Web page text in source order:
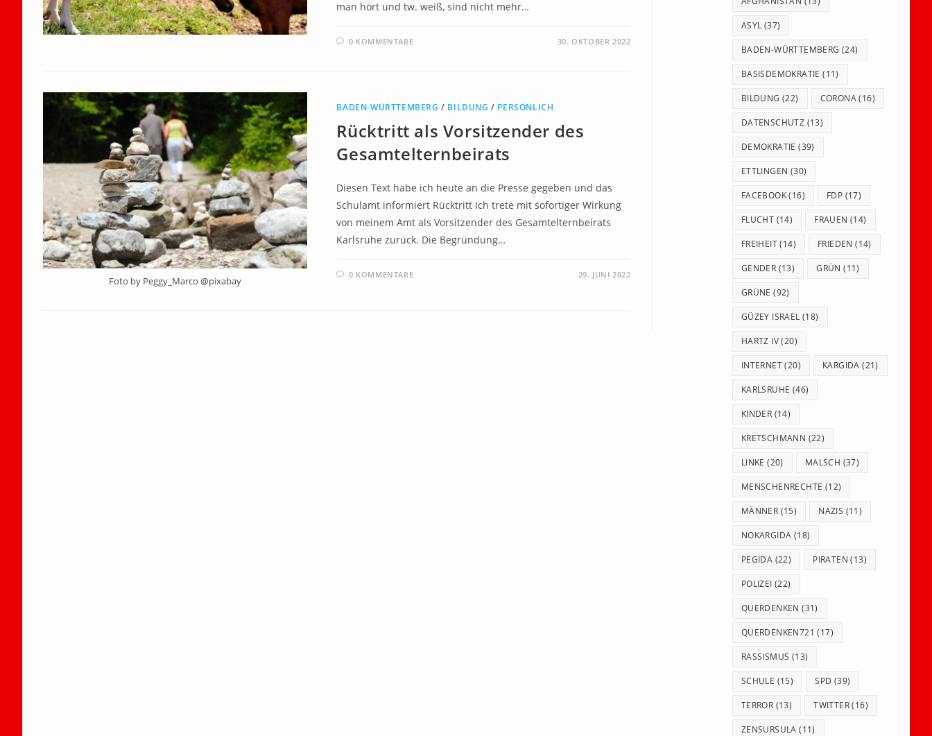
man hört und tw. weiß, sind nicht mehr…
0 KOMMENTARE 30. OKTOBER 2022
Foto by Peggy_Marco @pixabay
BADEN-WÜRTTEMBERG / BILDUNG / PERSÖNLICH
Rücktritt als Vorsitzender des
Gesamtelternbeirats
Diesen Text habe ich heute an die Presse gegeben und das
Schulamt informiert Rücktritt Ich trete mit sofortiger Wirkung
von meinem Amt als Vorsitzender des Gesamtelternbeirats
Karlsruhe zurück. Die Begründung…
0 KOMMENTARE 29. JUNI 2022
ASYL (37)
BADEN-WÜRTTEMBERG (24)
BASISDEMOKRATIE (11)
BILDUNG (22) CORONA(16)
DATENSCHUTZ (13)
DEMOKRATIE (39)
ETTLINGEN (30)
FACEBOOK(16) FDP (17)
FLUCHT (14) FRAUEN (14)
FREIHEIT(14) FRIEDEN (14)
GENDER (13) GRÜN (11)
GRÜNE (92)
GÜZEY ISRAEL (18)
HARTZ IV(20)
INTERNET(20) KARGIDA (21)
KARLSRUHE (46)
KINDER (14)
KRETSCHMANN (22)
LINKE (20) MALSCH (37)
MENSCHENRECHTE (12)
MÄNNER (15) NAZIS (11)
NOKARGIDA (18)
PEGIDA (22) PIRATEN (13)
POLIZEI (22)
QUERDENKEN (31)
QUERDENKEN721 (17)
RASSISMUS (13)
SCHULE (15) SPD (39)
TERROR (13) TWITTER(16)
ZENSURSULA (11)